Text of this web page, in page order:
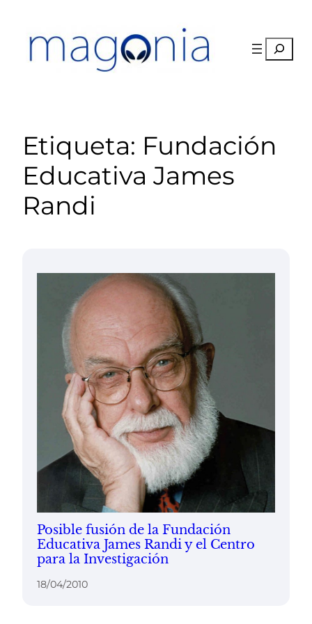
contenido
Buscar
Etiqueta: Fundación
Educativa James
Randi
Posible fusión de la Fundación
Educativa James Randi y el Centro
para la Investigación
18/04/2010